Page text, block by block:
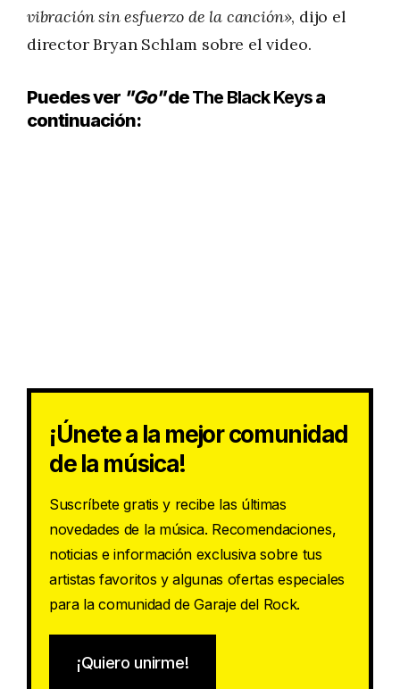
vibración sin esfuerzo de la canción», dijo el
director Bryan Schlam sobre el video.
Puedes ver "Go"deThe Black Keysa
continuación:
¡Únete a la mejor comunidad
de la música!
Suscríbete gratis y recibe las últimas
novedades de la música. Recomendaciones,
noticias e información exclusiva sobre tus
artistas favoritos y algunas ofertas especiales
para la comunidad de Garaje del Rock.
¡Quiero unirme!